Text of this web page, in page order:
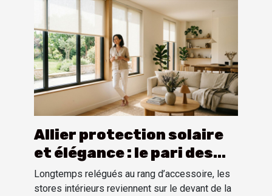
Allier protection solaire
et élégance : le pari des
stores intérieurs
Longtemps relégués au rang d’accessoire, les
stores intérieurs reviennent sur le devant de la